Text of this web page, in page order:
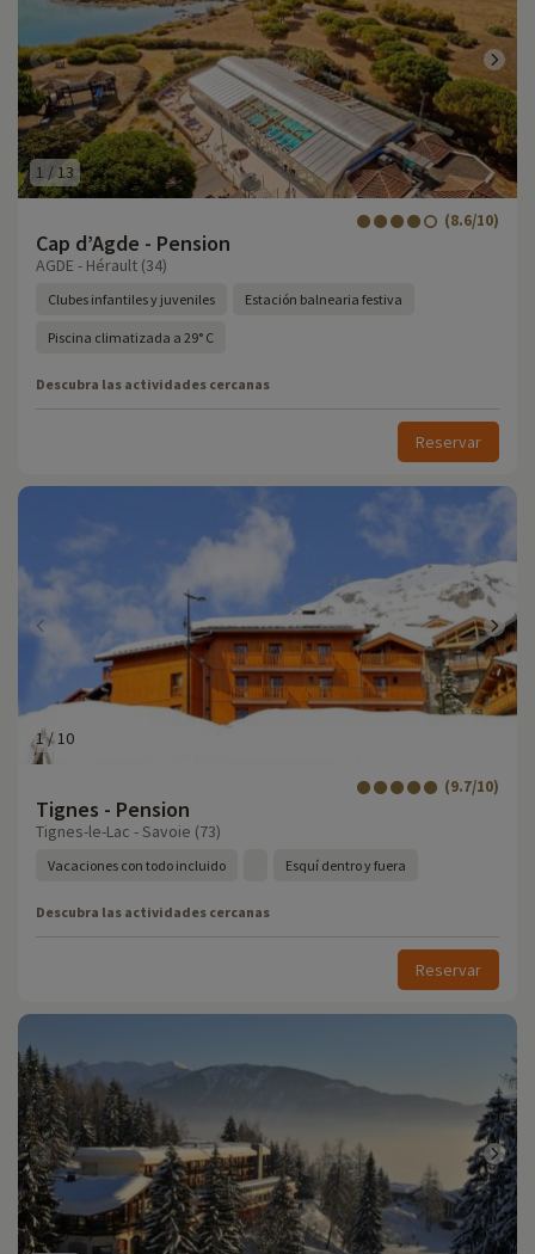
1 /13
Cap d’Agde - Pension
(8.6/10)
AGDE - Hérault (34)
Clubes infantiles y juveniles Estación balnearia festiva
Piscina climatizada a 29° C
Descubra las actividades cercanas
Reservar
1/10
Tignes - Pension
(9.7/10)
Tignes-le-Lac - Savoie (73)
Vacaciones con todo incluido Esquí dentro y fuera
Descubra las actividades cercanas
Reservar